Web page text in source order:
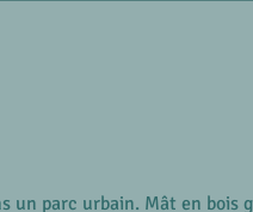
un parc urbain. Mât en bois